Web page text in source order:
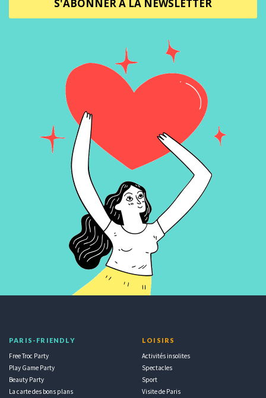
S'ABONNER À LA NEWSLETTER
PARIS-FRIENDLY
Free Troc Party
Play Game Party
Beauty Party
La carte des bons plans
LOISIRS
Activités insolites
Spectacles
Sport
Visite de Paris